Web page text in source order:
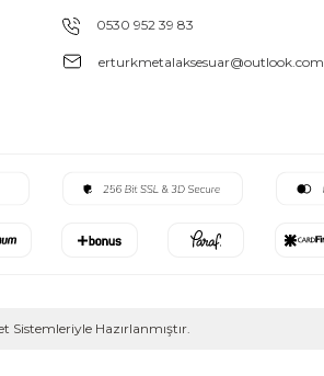
0530 952 39 83
erturkmetalaksesuar@outlook.com
Sistemleriyle Hazırlanmıştır.